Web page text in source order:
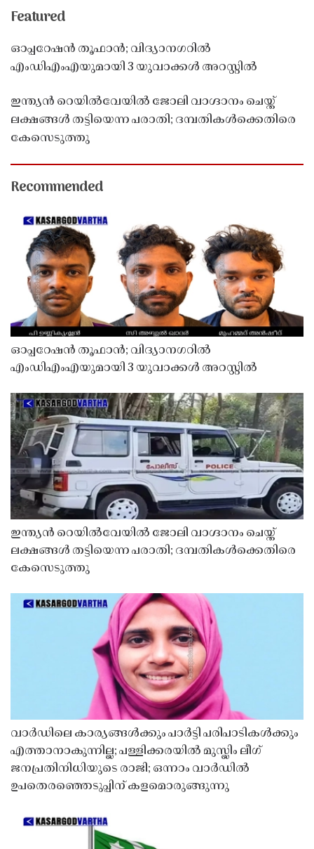
Featured
ഓപ്പറേഷൻ തൂഫാൻ; വിദ്യാനഗറിൽ
എംഡിഎംഎയുമായി 3 യുവാക്കൾ അറസ്റ്റിൽ
ഇന്ത്യൻ റെയിൽവേയിൽ ജോലി വാഗ്ദാനം ചെയ്ത്
ലക്ഷങ്ങൾ തട്ടിയെന്ന പരാതി; ദമ്പതികൾക്കെതിരെ
കേസെടുത്തു
Recommended
ഓപ്പറേഷൻ തൂഫാൻ; വിദ്യാനഗറിൽ
എംഡിഎംഎയുമായി 3 യുവാക്കൾ അറസ്റ്റിൽ
ഇന്ത്യൻ റെയിൽവേയിൽ ജോലി വാഗ്ദാനം ചെയ്ത്
ലക്ഷങ്ങൾ തട്ടിയെന്ന പരാതി; ദമ്പതികൾക്കെതിരെ
കേസെടുത്തു
വാർഡിലെ കാര്യങ്ങൾക്കും പാർട്ടി പരിപാടികൾക്കും
എത്താനാകുന്നില്ല; പള്ളിക്കരയിൽ മുസ്ലിം ലീഗ്
ജനപ്രതിനിധിയുടെ രാജി; ഒന്നാം വാർഡിൽ
ഉപതെരഞ്ഞെടുപ്പിന് കളമൊരുങ്ങുന്നു